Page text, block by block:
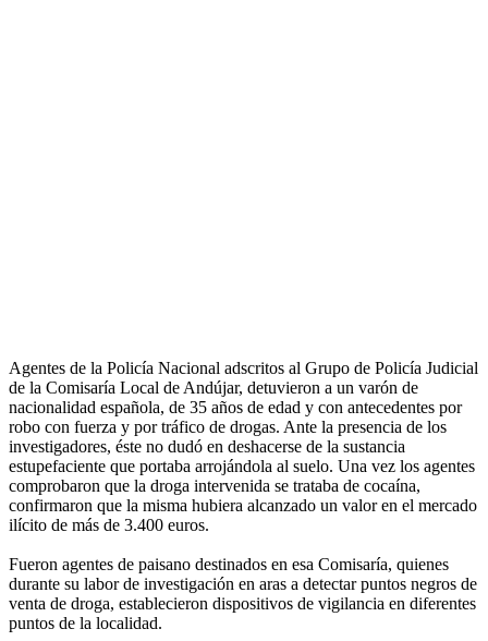
Agentes de la Policía Nacional adscritos al Grupo de Policía Judicial
de la Comisaría Local de Andújar, detuvieron a un varón de
nacionalidad española, de 35 años de edad y con antecedentes por
robo con fuerza y por tráfico de drogas. Ante la presencia de los
investigadores, éste no dudó en deshacerse de la sustancia
estupefaciente que portaba arrojándola al suelo. Una vez los agentes
comprobaron que la droga intervenida se trataba de cocaína,
confirmaron que la misma hubiera alcanzado un valor en el mercado
ilícito de más de 3.400 euros.
Fueron agentes de paisano destinados en esa Comisaría, quienes
durante su labor de investigación en aras a detectar puntos negros de
venta de droga, establecieron dispositivos de vigilancia en diferentes
puntos de la localidad.